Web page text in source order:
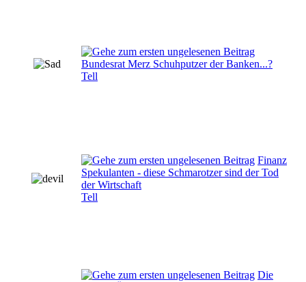
Bundesrat Merz Schuhputzer der Banken...?
Tell
Finanz
Spekulanten - diese Schmarotzer sind der Tod
der Wirtschaft
Tell
Die